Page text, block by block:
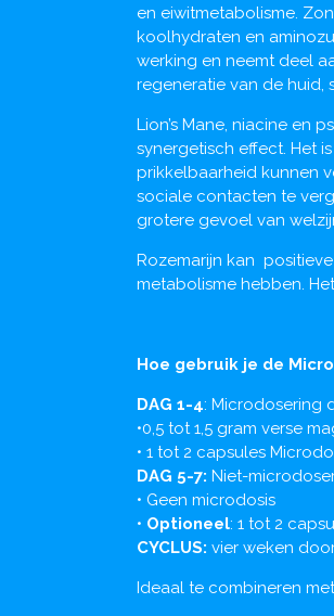
en eiwitmetabolisme.
koolhydraten en
werking en neemt deel
regeneratie van de huid,
Lion’s Mane, niacine en
synergetisch effect. Het
prikkelbaarheid kunnen
sociale contacten te
grotere gevoel van
Rozemarijn kan
metabolisme hebben.
Hoe gebruik je de
DAG 1-4: Microdosering
•0,5 tot 1,5 gram verse
• 1 tot 2 capsules
DAG 5-7: Niet-
• Geen microdosis
• Optioneel: 1 tot 2
CYCLUS: vier weken
Ideaal te combineren met